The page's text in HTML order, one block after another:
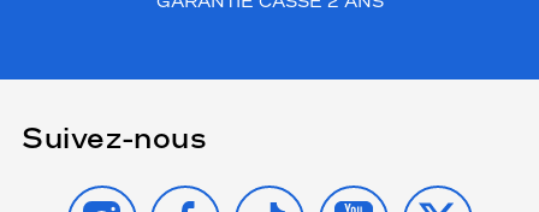
Suivez-nous
INSTAGRAMFACEBOOK
TIKTOK YOUTUBE
X